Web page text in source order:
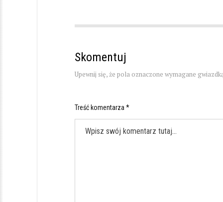
Skomentuj
Upewnij się, że pola oznaczone wymagane
Treść komentarza *